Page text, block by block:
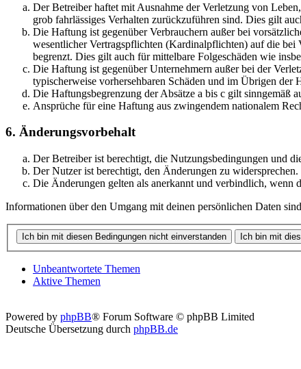
Der Betreiber haftet mit Ausnahme der Verletzung von
grob fahrlässiges Verhalten zurückzuführen sind. Dies gilt
Die Haftung ist gegenüber Verbrauchern außer bei
wesentlicher Vertragspflichten (Kardinalpflichten) auf die bei
begrenzt. Dies gilt auch für mittelbare Folgeschäden wie
Die Haftung ist gegenüber Unternehmern außer bei der
typischerweise vorhersehbaren Schäden und im Übrigen der
Die Haftungsbegrenzung der Absätze a bis c gilt sinngemäß
Ansprüche für eine Haftung aus zwingendem nationalem
6. Änderungsvorbehalt
Der Betreiber ist berechtigt, die Nutzungsbedingungen und
Der Nutzer ist berechtigt, den Änderungen zu
Die Änderungen gelten als anerkannt und verbindlich, wenn
Informationen über den Umgang mit deinen persönlichen Daten
Unbeantwortete Themen
Aktive Themen
Powered by phpBB® Forum Software © phpBB Limited
Deutsche Übersetzung durch phpBB.de